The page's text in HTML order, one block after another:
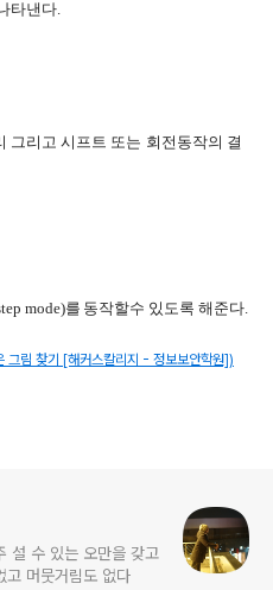
타낸다.
그리고 시프트 또는 회전동작의 결
mode)를 동작할수 있도록 해준다.
림 찾기 [해커스칼리지 - 정보보안학원])
설 수 있는 오만을 갖고
없고 머뭇거림도 없다